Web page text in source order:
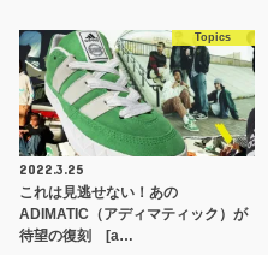
Topics
2022.3.25
これは見逃せない！あの
ADIMATIC（アディマティック）が
待望の復刻 [a…